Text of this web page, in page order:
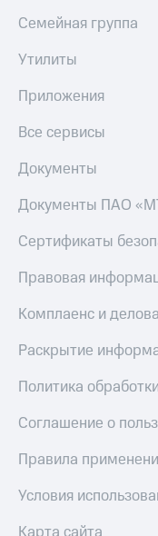
Семейная группа
Утилиты
Приложения
Все сервисы
Документы
Документы ПАО
Сертификаты
Правовая
Комплаенс и
Раскрытие
Политика
Соглашение о
Правила
Условия